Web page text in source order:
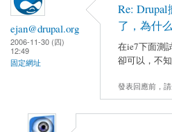
ejan@drupal.org
2006-11-30 (四)
12:49
固定網址
Re:
了，為什
在ie7下面測
卻可以，不知
發表回應前，